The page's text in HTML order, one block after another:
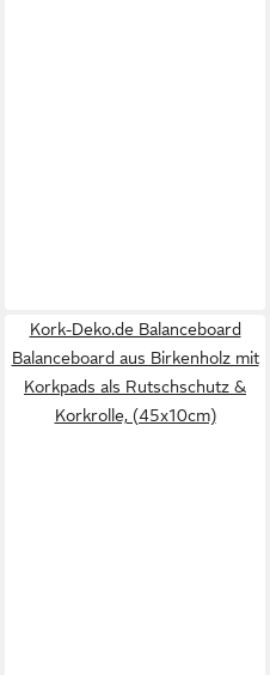
Kork-Deko.de Balanceboard
Balanceboard aus Birkenholz mit
Korkpads als Rutschschutz &
Korkrolle, (45x10cm)